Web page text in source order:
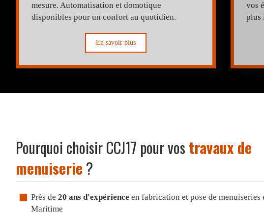
mesure. Automatisation et domotique
disponibles pour un confort au quotidien.
En savoir plus
vos
plus
Pourquoi choisir CCJ17 pour vos travaux de
menuiserie ?
Près de 20 ans d'expérience en fabrication et pose de menuiseries
Maritime